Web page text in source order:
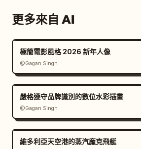
更多來自 AI
極簡電影風格 2026 新年人像
@Gagan Singh
嚴格遵守品牌識別的數位水彩插畫
@Gagan Singh
維多利亞天空港的蒸汽龐克飛艇